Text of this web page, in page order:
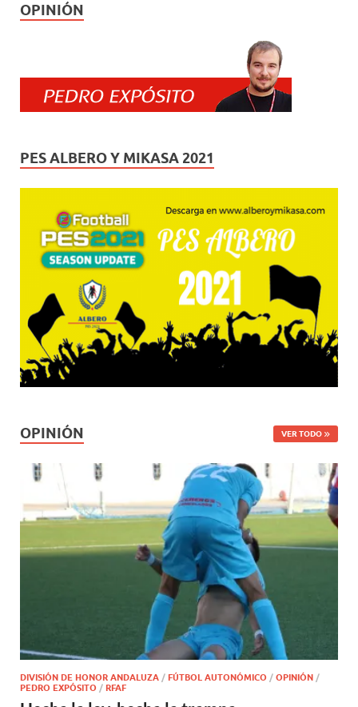
OPINIÓN
PES ALBERO Y MIKASA 2021
OPINIÓN VER TODO
DIVISIÓN DE HONOR ANDALUZA / FÚTBOL AUTONÓMICO / OPINIÓN /
PEDRO EXPÓSITO / RFAF